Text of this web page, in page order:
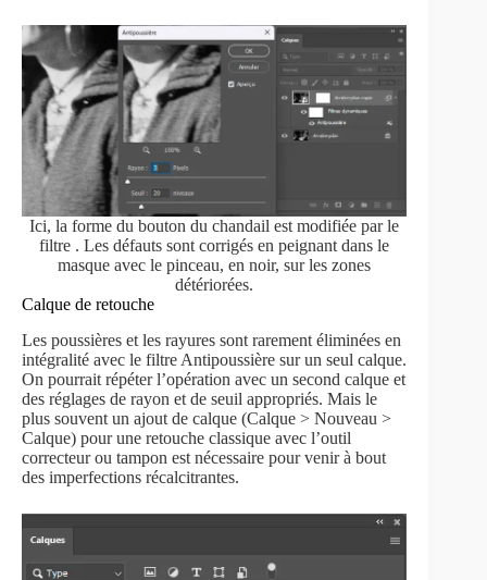
Ici, la forme du bouton du chandail est modifiée par le
filtre . Les défauts sont corrigés en peignant dans le
masque avec le pinceau, en noir, sur les zones
détériorées.
Calque de retouche
Les poussières et les rayures sont rarement éliminées en
intégralité avec le filtre Antipoussière sur un seul calque.
On pourrait répéter l’opération avec un second calque et
des réglages de rayon et de seuil appropriés. Mais le
plus souvent un ajout de calque (Calque > Nouveau >
Calque) pour une retouche classique avec l’outil
correcteur ou tampon est nécessaire pour venir à bout
des imperfections récalcitrantes.